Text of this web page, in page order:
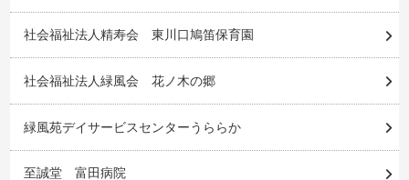
社会福祉法人精寿会 東川口鳩笛保育園
社会福祉法人緑風会 花ノ木の郷
緑風苑デイサービスセンターうららか
至誠堂 富田病院